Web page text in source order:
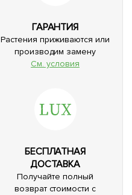
ГАРАНТИЯ
Растения приживаются или
производим замену
См. условия
БЕСПЛАТНАЯ
ДОСТАВКА
Получайте полный
возврат стоимости с